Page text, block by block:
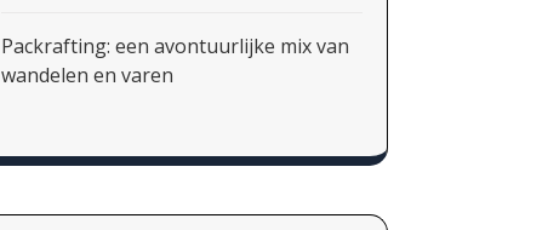
Packrafting: een avontuurlijke mix van
wandelen en varen